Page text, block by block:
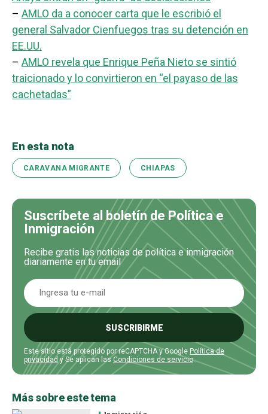
– AMLO da a conocer carta que le escribió el
general Salvador Cienfuegos tras su detención en
EE.UU.
– AMLO revela que Enrique Peña Nieto se sintió
traicionado y lo convirtieron en “el payaso de las
cachetadas”
En esta nota
CARAVANA MIGRANTE CHIAPAS
Suscríbete al boletín de Política e
Inmigración
Recibe gratis las noticias de política e inmigración
diariamente en tu email
SUSCRIBIRME
Este sitio está protegido por reCAPTCHA y Google Política de
privacidad y Se aplican lasCondiciones de servicio.
Más sobre este tema